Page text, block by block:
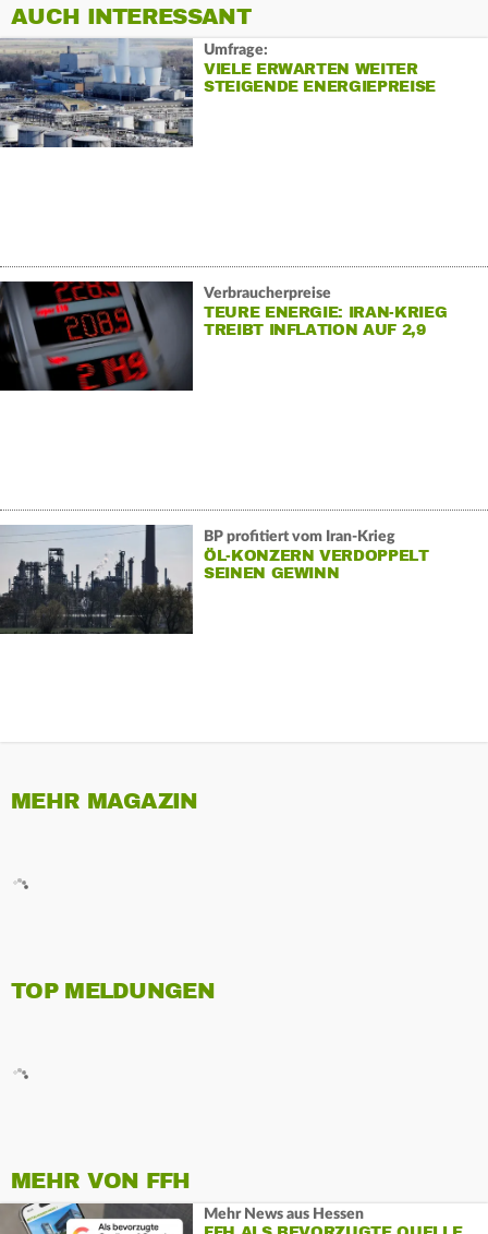
AUCH INTERESSANT
Umfrage:
VIELE ERWARTEN WEITER
STEIGENDE ENERGIEPREISE
Verbraucherpreise
TEURE ENERGIE: IRAN-KRIEG
TREIBT INFLATION AUF 2,9
BP profitiert vom Iran-Krieg
ÖL-KONZERN VERDOPPELT
SEINEN GEWINN
MEHR MAGAZIN
TOP MELDUNGEN
MEHR VON FFH
Mehr News aus Hessen